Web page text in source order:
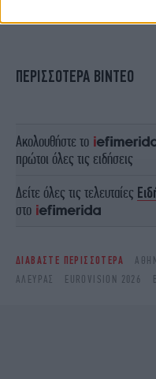
ΠΕΡΙΣΣΟΤΕΡΑ ΒΙΝΤΕΟ
Ακολουθήστε το
πρώτοι όλες τις ειδήσεις
Δείτε όλες τις τελευταίες
στο
ΔΙΑΒΑΣΤΕ ΠΕΡΙΣΣΟΤΕΡΑ
ΑΛΕΥΡΆΣ
EUROVISION 2026